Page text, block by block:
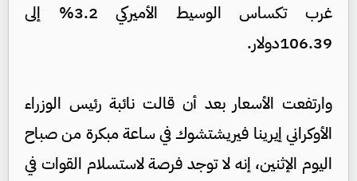
غرب تكساس الوسيط الأميركي 3.2% إلى
106.39دولار.
وارتفعت الأسعار بعد أن قالت نائبة رئيس الوزراء
الأوكراني إيرينا فيريشتشوك في ساعة مبكرة من صباح
اليوم الإثنين، إنه لا توجد فرصة لاستسلام القوات في